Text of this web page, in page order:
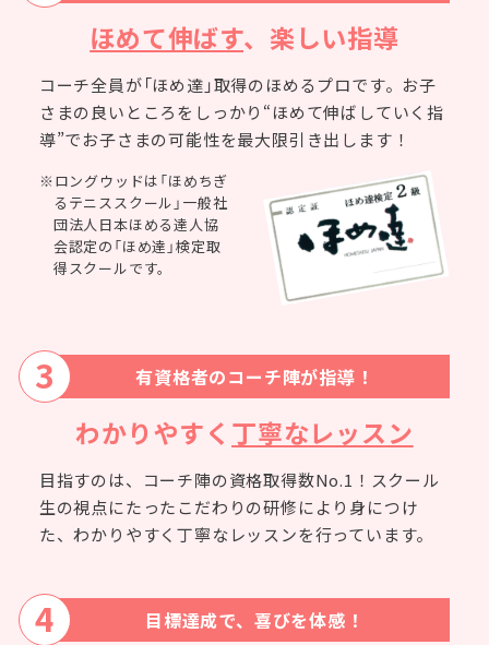
ほめて伸ばす、楽しい指導
コーチ全員が「ほめ達」取得のほめるプロです。お子
さまの良いところをしっかり“ほめて伸ばしていく指
導”でお子さまの可能性を最大限引き出します！
※ロングウッドは「ほめちぎ
るテニススクール」一般社
団法人日本ほめる達人協
会認定の「ほめ達」検定取
得スクールです。
有資格者のコーチ陣が指導！
3
わかりやすく 丁寧なレッスン
目指すのは、コーチ陣の資格取得数No.1！スクール
生の視点にたったこだわりの研修により身につけ
た、わかりやすく丁寧なレッスンを行っています。
目標達成で、喜びを体感！
4